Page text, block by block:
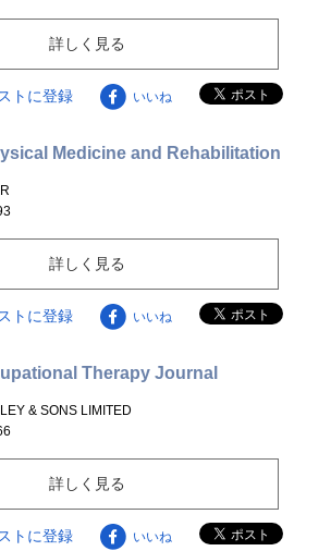
詳しく見る
トに登録 いいね
Medicine and Rehabilitation
詳しく見る
トに登録 いいね
Therapy Journal
& SONS LIMITED
詳しく見る
トに登録 いいね